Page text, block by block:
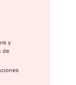
y
de